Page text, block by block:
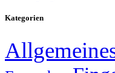
Kategorien